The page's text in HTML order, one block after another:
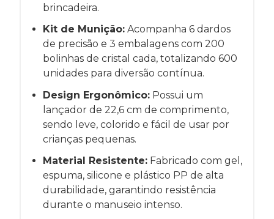
brincadeira.
Kit de Munição: Acompanha 6 dardos
de precisão e 3 embalagens com 200
bolinhas de cristal cada, totalizando 600
unidades para diversão contínua.
Design Ergonômico: Possui um
lançador de 22,6 cm de comprimento,
sendo leve, colorido e fácil de usar por
crianças pequenas.
Material Resistente: Fabricado com gel,
espuma, silicone e plástico PP de alta
durabilidade, garantindo resistência
durante o manuseio intenso.